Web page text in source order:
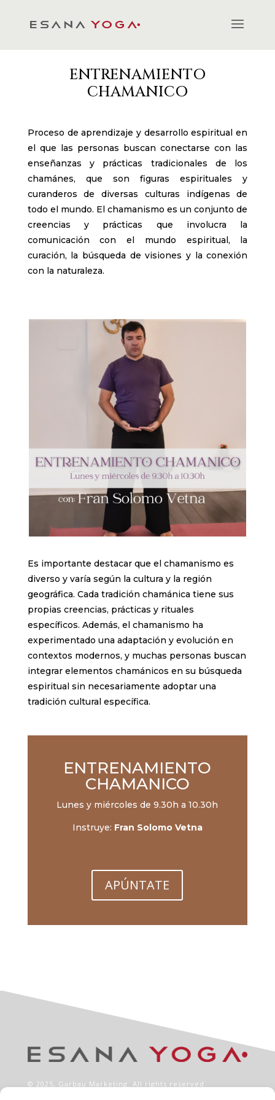
ENTRENAMIENTO
CHAMANICO
Proceso de aprendizaje y desarrollo espiritual en
el que las personas buscan conectarse con las
enseñanzas y prácticas tradicionales de los
chamánes, que son figuras espirituales y
curanderos de diversas culturas indígenas de
todo el mundo. El chamanismo es un conjunto de
creencias y prácticas que involucra la
comunicación con el mundo espiritual, la
curación, la búsqueda de visiones y la conexión
con la naturaleza.
Es importante destacar que el chamanismo es
diverso y varía según la cultura y la región
geográfica. Cada tradición chamánica tiene sus
propias creencias, prácticas y rituales
específicos. Además, el chamanismo ha
experimentado una adaptación y evolución en
contextos modernos, y muchas personas buscan
integrar elementos chamánicos en su búsqueda
espiritual sin necesariamente adoptar una
tradición cultural específica.
ENTRENAMIENTO
CHAMANICO
Lunes y miércoles de 9.30h a 10.30h
Instruye: Fran Solomo Vetna
APÚNTATE
© 2025, Garbau Marketing . All rights reserved.